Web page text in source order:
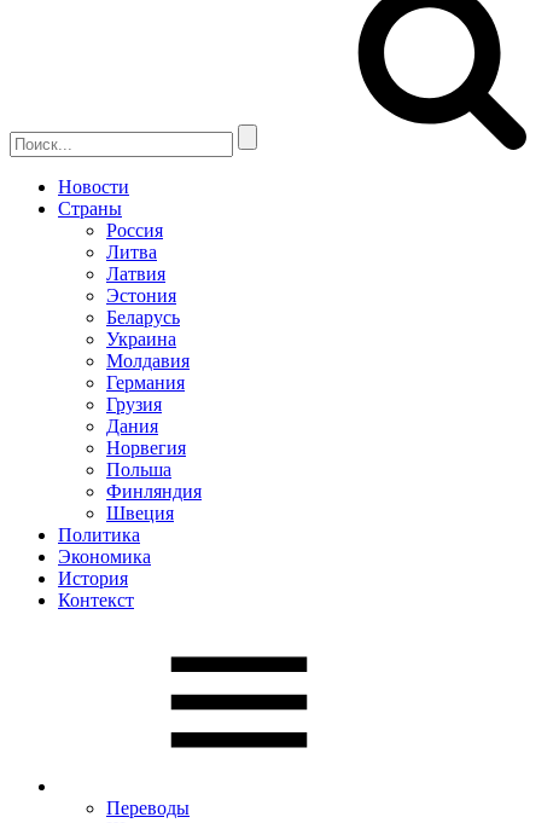
Новости
Страны
Россия
Литва
Латвия
Эстония
Беларусь
Украина
Молдавия
Германия
Грузия
Дания
Норвегия
Польша
Финляндия
Швеция
Политика
Экономика
История
Контекст
Переводы